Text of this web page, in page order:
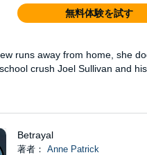
無料体験を試す
runs away from home, she
crush Joel Sullivan and
Betrayal
著者： Anne Patrick